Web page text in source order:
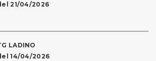
21/04/2026
LADINO
14/04/2026